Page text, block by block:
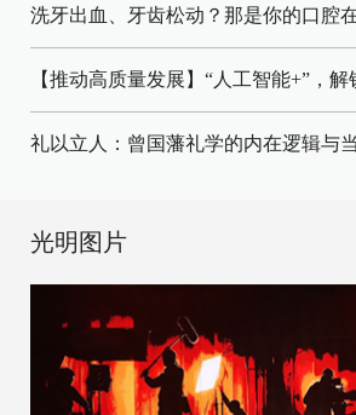
洗牙出血、牙齿松动？那是你的口腔
【推动高质量发展】“人工智能+”，
礼以立人：曾国藩礼学的内在逻辑与
光明图片